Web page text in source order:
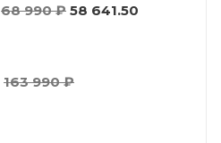
68 990 ₽ 58 641.50
163 990 ₽